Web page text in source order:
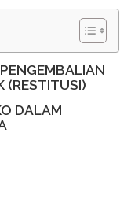
(RESTITUSI)
DALAM